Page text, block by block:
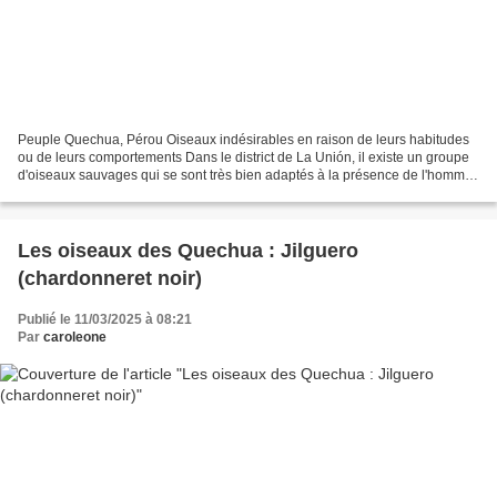
Peuple Quechua, Pérou Oiseaux indésirables en raison de leurs habitudes
ou de leurs comportements Dans le district de La Unión, il existe un groupe
d'oiseaux sauvages qui se sont très bien adaptés à la présence de l'homme,
Les oiseaux des Quechua : Jilguero
(chardonneret noir)
Publié le 11/03/2025 à 08:21
Par caroleone